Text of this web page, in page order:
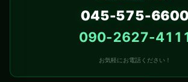
045-575-6600
090-2627-
お気軽にお電話ください！